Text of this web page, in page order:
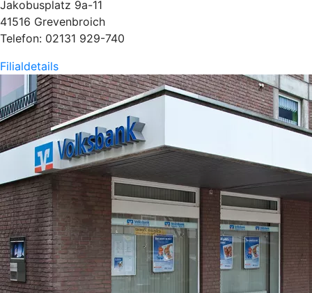
Jakobusplatz 9a-11
41516 Grevenbroich
Telefon: 02131 929-740
Filialdetails